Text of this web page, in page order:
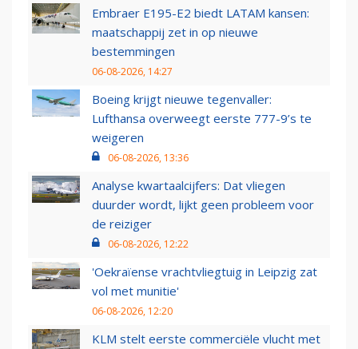
Embraer E195-E2 biedt LATAM kansen:
maatschappij zet in op nieuwe
bestemmingen
06-08-2026, 14:27
Boeing krijgt nieuwe tegenvaller:
Lufthansa overweegt eerste 777-9’s te
weigeren
06-08-2026, 13:36
Analyse kwartaalcijfers: Dat vliegen
duurder wordt, lijkt geen probleem voor
de reiziger
06-08-2026, 12:22
'Oekraïense vrachtvliegtuig in Leipzig zat
vol met munitie'
06-08-2026, 12:20
KLM stelt eerste commerciële vlucht met